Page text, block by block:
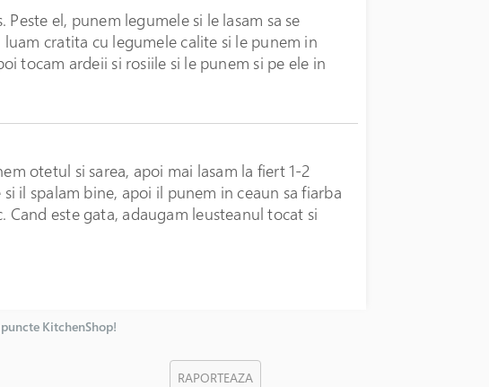
el, punem legumele si le lasam sa se
cratita cu legumele calite si le punem in
tocam ardeii si rosiile si le punem si pe ele in
otetul si sarea, apoi mai lasam la fiert 1-2
il spalam bine, apoi il punem in ceaun sa fiarba
este gata, adaugam leusteanul tocat si
KitchenShop!
RAPORTEAZA